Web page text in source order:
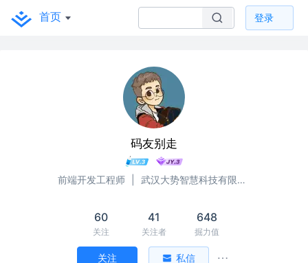
首页 登录
码友别走
前端开发工程师 武汉大势智慧科技有限公司
60
关注
41
关注者
648
掘力值
关注 私信